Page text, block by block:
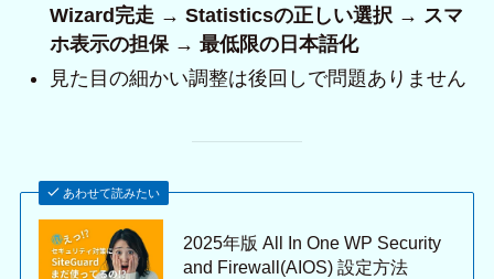
Wizard完走 → Statisticsの正しい選択 → スマ
ホ表示の担保 → 最低限の日本語化
見た目の細かい調整は後回しで問題ありません
あわせて読みたい
2025年版 All In One WP Security
and Firewall(AIOS) 設定方法